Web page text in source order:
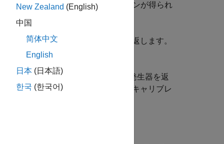
渡すことで、計画とその交絡パターンが得られ
logMaxNumRuns
の計画の発生器を返します。
器を返します。
れば分解能がresolution
の計画の発生器を返
、それよりも低い分解能でモデルのキャリブレ
New Zealand (English)
中国
简体中文
English
日本 (日本語)
한국 (한국어)